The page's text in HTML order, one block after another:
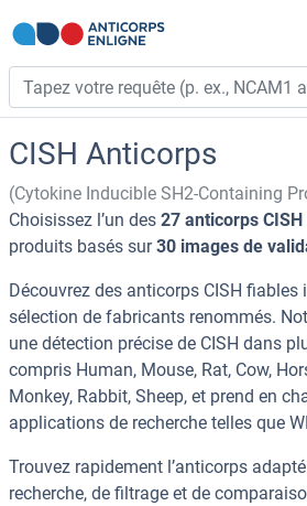
CISH Anticorps
(Cytokine Inducible SH2-Containing
Choisissez l’un des 27 anticorps CISH
produits basés sur30 images de
Découvrez des anticorps CISH fiables
sélection de fabricants renommés.
une détection précise de CISH dans
compris Human, Mouse, Rat, Cow,
Monkey, Rabbit, Sheep, et prend en
applications de recherche telles que
Trouvez rapidement l’anticorps
recherche, de filtrage et de